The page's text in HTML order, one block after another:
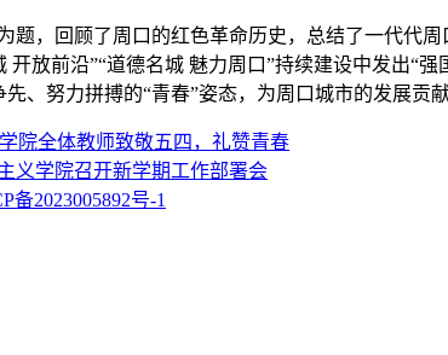
题，回顾了周口的红色革命历史，总结了一代代
开放前沿”“道德名城 魅力周口”持续建设中发出“
、努力拼搏的“青春”姿态，为周口城市的发展贡
院全体教师致敬五四，礼赞青春
义学院召开新学期工作部署会
备2023005892号-1